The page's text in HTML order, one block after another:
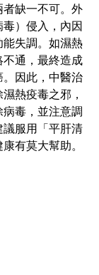
缺一不可。外
）侵入，內因
失調。如濕熱
通，最終造成
因此，中醫治
熱疫毒之邪，
毒，並注意調
服用「平肝清
有莫大幫助。